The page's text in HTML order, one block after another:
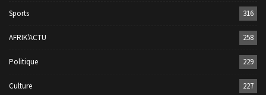
Sports 316
AFRIK'ACTU 258
Politique 229
Culture 227